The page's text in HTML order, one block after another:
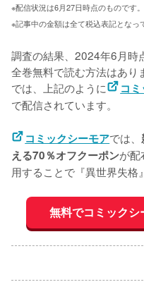
※配信状況は6月27日時点のものです。
※記事中の金額は全て税込表記となっ
調査の結果、2024年6月時
全巻無料で読む方法はあり
では、上記のように
コ
で配信されています。
コミックシーモアでは、
える70％オフクーポンが配
用することで『異世界失格
無料でコミック